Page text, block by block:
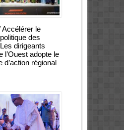
le
des
dirigeants
l’Ouest adopte le
d’action régional